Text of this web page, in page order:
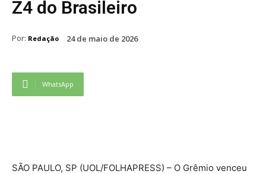
Z4 do Brasileiro
Por: Redação 24 de maio de 2026
WhatsApp
SÃO PAULO, SP (UOL/FOLHAPRESS) – O Grêmio venceu